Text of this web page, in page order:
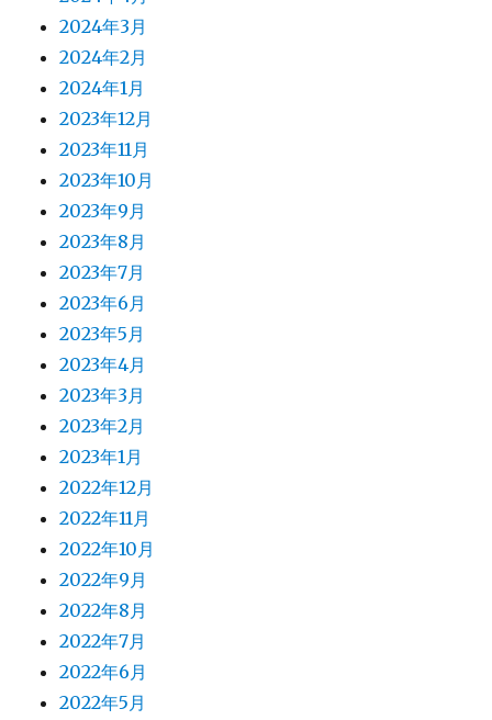
2024年3月
2024年2月
2024年1月
2023年12月
2023年11月
2023年10月
2023年9月
2023年8月
2023年7月
2023年6月
2023年5月
2023年4月
2023年3月
2023年2月
2023年1月
2022年12月
2022年11月
2022年10月
2022年9月
2022年8月
2022年7月
2022年6月
2022年5月